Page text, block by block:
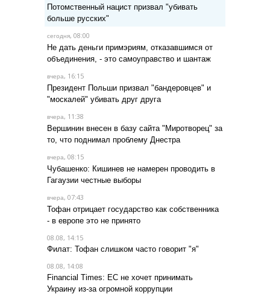
Потомственный нацист призвал "убивать
больше русских"
сегодня, 08:00
Не дать деньги примэриям, отказавшимся от
объединения, - это самоуправство и шантаж
вчера, 16:15
Президент Польши призвал "бандеровцев" и
"москалей" убивать друг друга
вчера, 11:38
Вершинин внесен в базу сайта "Миротворец" за
то, что поднимал проблему Днестра
вчера, 08:15
Чубашенко: Кишинев не намерен проводить в
Гагаузии честные выборы
вчера, 07:43
Тофан отрицает государство как собственника
- в европе это не принято
08.08, 14:15
Филат: Тофан слишком часто говорит "я"
08.08, 14:08
Financial Times: ЕС не хочет принимать
Украину из-за огромной коррупции